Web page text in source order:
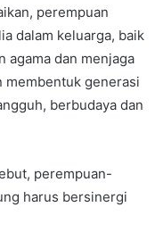
perempuan
dalam keluarga, baik
agama dan menjaga
membentuk generasi
berbudaya dan
perempuan-
harus bersinergi